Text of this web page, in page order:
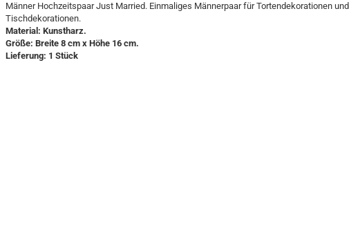
Männer Hochzeitspaar Just Married. Einmaliges Männerpaar für Tortendekorationen und
Tischdekorationen.
Material: Kunstharz.
Größe: Breite 8 cm x Höhe 16 cm.
Lieferung: 1 Stück